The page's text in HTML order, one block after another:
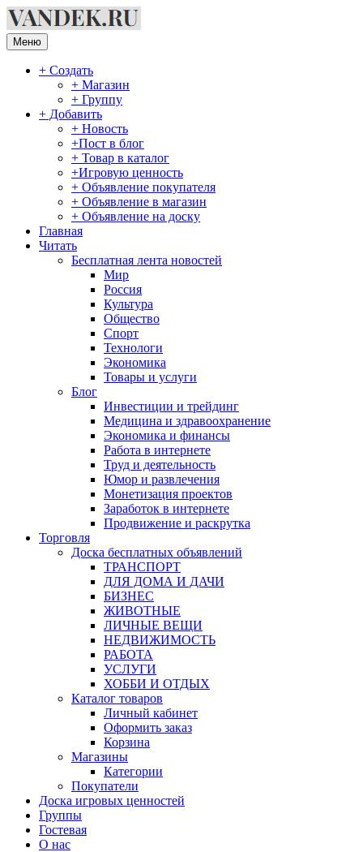
Перейти
к
содержимому
Меню
+ Создать
+ Магазин
+ Группу
+ Добавить
+ Новость
+Пост в блог
+ Товар в каталог
+Игровую ценность
+ Объявление покупателя
+ Объявление в магазин
+ Объявление на доску
Главная
Читать
Бесплатная лента новостей
Мир
Россия
Культура
Общество
Спорт
Технологи
Экономика
Товары и услуги
Блог
Инвестиции и трейдинг
Медицина и здравоохранение
Экономика и финансы
Работа в интернете
Труд и деятельность
Юмор и развлечения
Монетизация проектов
Заработок в интернете
Продвижение и раскрутка
Торговля
Доска бесплатных объявлений
ТРАНСПОРТ
ДЛЯ ДОМА И ДАЧИ
БИЗНЕС
ЖИВОТНЫЕ
ЛИЧНЫЕ ВЕЩИ
НЕДВИЖИМОСТЬ
РАБОТА
УСЛУГИ
ХОББИ И ОТДЫХ
Каталог товаров
Личный кабинет
Оформить заказ
Корзина
Магазины
Категории
Покупатели
Доска игровых ценностей
Группы
Гостевая
О нас